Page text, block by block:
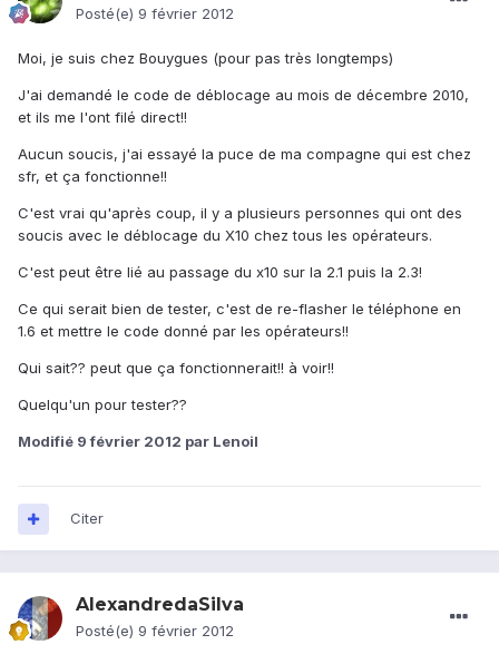
Posté(e) 9 février 2012
Moi, je suis chez Bouygues (pour pas très longtemps)
J'ai demandé le code de déblocage au mois de décembre 2010,
et ils me l'ont filé direct!!
Aucun soucis, j'ai essayé la puce de ma compagne qui est chez
sfr, et ça fonctionne!!
C'est vrai qu'après coup, il y a plusieurs personnes qui ont des
soucis avec le déblocage du X10 chez tous les opérateurs.
C'est peut être lié au passage du x10 sur la 2.1 puis la 2.3!
Ce qui serait bien de tester, c'est de re-flasher le téléphone en
1.6 et mettre le code donné par les opérateurs!!
Qui sait?? peut que ça fonctionnerait!! à voir!!
Quelqu'un pour tester??
Modifié 9 février 2012 par Lenoil
Citer
AlexandredaSilva
Posté(e) 9 février 2012